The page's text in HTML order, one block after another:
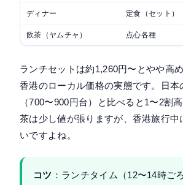
ディナー 定食（セット）
飲茶（ヤムチャ） 点心各種
ランチセットは約1,260円〜とやや高
香港のローカル価格の実態です。日本
（700〜900円台）と比べると1〜2割
茶は少し値が張りますが、香港旅行中
いですよね。
コツ ：ランチタイム（12〜14時ご